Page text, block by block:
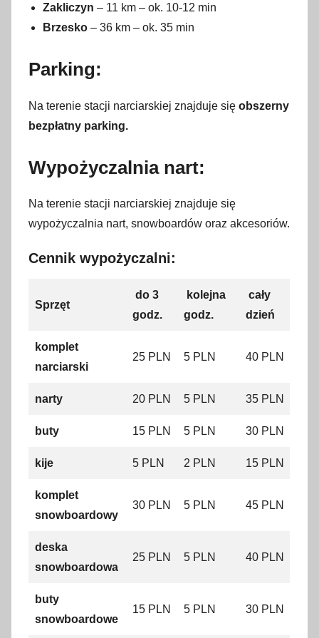
Zakliczyn – 11 km – ok. 10-12 min
Brzesko – 36 km – ok. 35 min
Parking:
Na terenie stacji narciarskiej znajduje się obszerny
bezpłatny parking.
Wypożyczalnia nart:
Na terenie stacji narciarskiej znajduje się
wypożyczalnia nart, snowboardów oraz akcesoriów.
Cennik wypożyczalni:
Sprzęt
do 3
godz.
kolejna
godz.
cały
dzień
komplet
narciarski
25 PLN 5 PLN 40 PLN
narty 20 PLN 5 PLN 35 PLN
buty 15 PLN 5 PLN 30 PLN
kije 5 PLN 2 PLN 15 PLN
komplet
snowboardowy
30 PLN 5 PLN 45 PLN
deska
snowboardowa
25 PLN 5 PLN 40 PLN
buty
snowboardowe
15 PLN 5 PLN 30 PLN